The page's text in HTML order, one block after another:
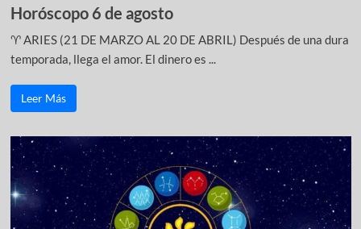
Horóscopo 6 de agosto
♈ ARIES (21 DE MARZO AL 20 DE ABRIL) Después de una dura
temporada, llega el amor. El dinero es ...
Leer Más